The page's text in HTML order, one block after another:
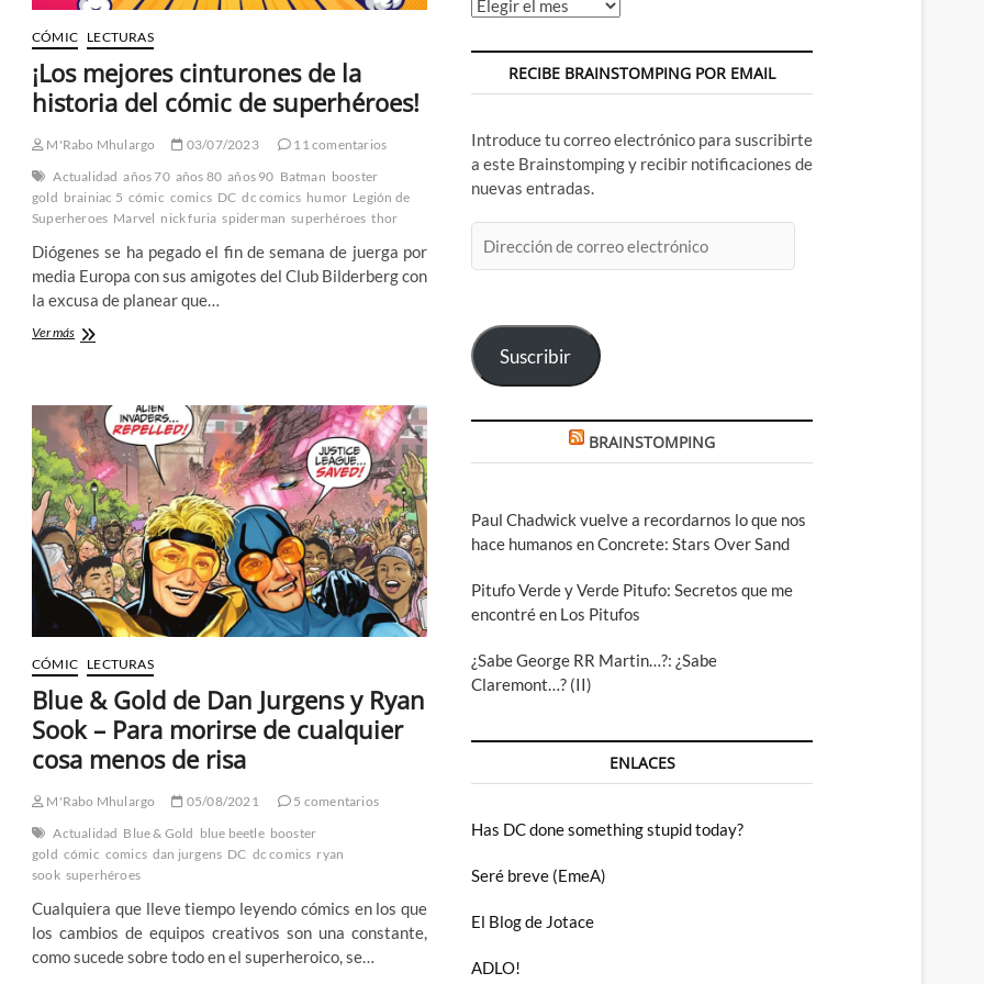
CÓMIC LECTURAS
¡Los mejores cinturones de la
historia del cómic de superhéroes!
M'Rabo Mhulargo 03/07/2023
11 comentarios
Actualidad años 70 años 80 años 90 Batman booster
gold brainiac 5 cómic comics DC dc comics humor Legión de
Superheroes Marvel nick furia spiderman superhéroes thor
Diógenes se ha pegado el fin de semana de juerga por
media Europa con sus amigotes del Club Bilderberg con
la excusa de planear que…
Ver más¡Los
la
historia
del
cómic
de
superhéroes!
CÓMIC LECTURAS
Blue & Gold de Dan Jurgens y Ryan
Sook – Para morirse de cualquier
cosa menos de risa
M'Rabo Mhulargo 05/08/2021
5 comentarios
Actualidad Blue & Gold blue beetle booster
gold cómic comics dan jurgens DC dc comics ryan
sook superhéroes
Cualquiera que lleve tiempo leyendo cómics en los que
los cambios de equipos creativos son una constante,
como sucede sobre todo en el superheroico, se…
Archivos
RECIBE BRAINSTOMPING POR EMAIL
Introduce tu correo electrónico para suscribirte
a este Brainstomping y recibir notificaciones de
nuevas entradas.
de
Suscribir
BRAINSTOMPING
Paul Chadwick vuelve a recordarnos lo que nos
hace humanos en Concrete: Stars Over Sand
Pitufo Verde y Verde Pitufo: Secretos que me
encontré en Los Pitufos
¿Sabe George RR Martin…?: ¿Sabe
Claremont…? (II)
ENLACES
Has DC done something stupid today?
Seré breve (EmeA)
El Blog de Jotace
ADLO!